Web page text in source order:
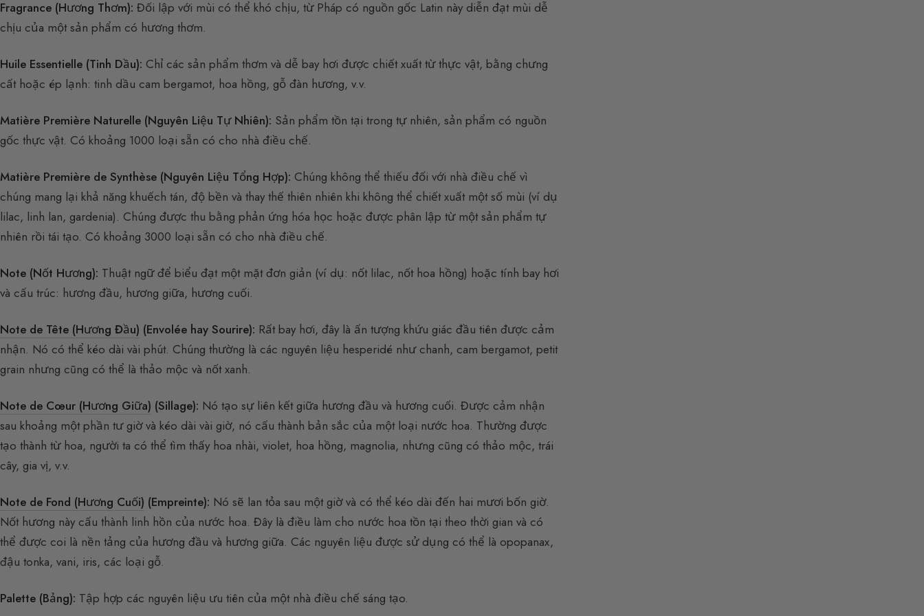
Fragrance (Hương Thơm): Đối lập với mùi có thể khó chịu, từ Pháp có nguồn gốc Latin này diễn đạt mùi dễ
chịu của một sản phẩm có hương thơm.
Huile Essentielle (Tinh Dầu): Chỉ các sản phẩm thơm và dễ bay hơi được chiết xuất từ thực vật, bằng chưng
cất hoặc ép lạnh: tinh dầu cam bergamot, hoa hồng, gỗ đàn hương, v.v.
Matière Première Naturelle (Nguyên Liệu Tự Nhiên): Sản phẩm tồn tại trong tự nhiên, sản phẩm có nguồn
gốc thực vật. Có khoảng 1000 loại sẵn có cho nhà điều chế.
Matière Première de Synthèse (Nguyên Liệu Tổng Hợp): Chúng không thể thiếu đối với nhà điều chế vì
chúng mang lại khả năng khuếch tán, độ bền và thay thế thiên nhiên khi không thể chiết xuất một số mùi (ví dụ
lilac, linh lan, gardenia). Chúng được thu bằng phản ứng hóa học hoặc được phân lập từ một sản phẩm tự
nhiên rồi tái tạo. Có khoảng 3000 loại sẵn có cho nhà điều chế.
Note (Nốt Hương): Thuật ngữ để biểu đạt một mặt đơn giản (ví dụ: nốt lilac, nốt hoa hồng) hoặc tính bay hơi
và cấu trúc: hương đầu, hương giữa, hương cuối.
Note de Tête (Hương Đầu) (Envolée hay Sourire): Rất bay hơi, đây là ấn tượng khứu giác đầu tiên được cảm
nhận. Nó có thể kéo dài vài phút. Chúng thường là các nguyên liệu hesperidé như chanh, cam bergamot, petit
grain nhưng cũng có thể là thảo mộc và nốt xanh.
Note de Cœur (Hương Giữa) (Sillage): Nó tạo sự liên kết giữa hương đầu và hương cuối. Được cảm nhận
sau khoảng một phần tư giờ và kéo dài vài giờ, nó cấu thành bản sắc của một loại nước hoa. Thường được
tạo thành từ hoa, người ta có thể tìm thấy hoa nhài, violet, hoa hồng, magnolia, nhưng cũng có thảo mộc, trái
cây, gia vị, v.v.
Note de Fond (Hương Cuối) (Empreinte): Nó sẽ lan tỏa sau một giờ và có thể kéo dài đến hai mươi bốn giờ.
Nốt hương này cấu thành linh hồn của nước hoa. Đây là điều làm cho nước hoa tồn tại theo thời gian và có
thể được coi là nền tảng của hương đầu và hương giữa. Các nguyên liệu được sử dụng có thể là opopanax,
đậu tonka, vani, iris, các loại gỗ.
Palette (Bảng): Tập hợp các nguyên liệu ưu tiên của một nhà điều chế sáng tạo.